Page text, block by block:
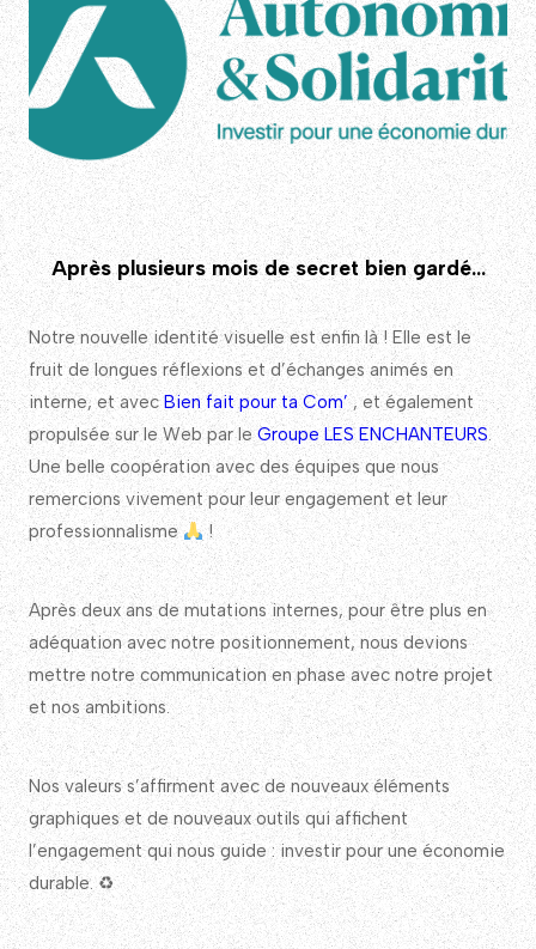
Après plusieurs mois de secret bien gardé…
Notre nouvelle identité visuelle est enfin là ! Elle est le
fruit de longues réflexions et d’échanges animés en
interne, et avec Bien fait pour ta Com’, et également
propulsée sur le Web par le Groupe LES ENCHANTEURS.
Une belle coopération avec des équipes que nous
remercions vivement pour leur engagement et leur
professionnalisme
!
Après deux ans de mutations internes, pour être plus en
adéquation avec notre positionnement, nous devions
mettre notre communication en phase avec notre projet
et nos ambitions.
Nos valeurs s’affirment avec de nouveaux éléments
graphiques et de nouveaux outils qui affichent
l’engagement qui nous guide : investir pour une économie
durable. ♻